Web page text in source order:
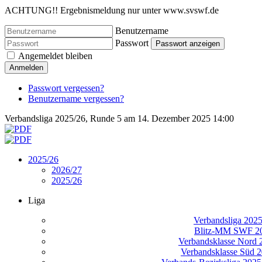
ACHTUNG!! Ergebnismeldung nur unter www.svswf.de
Benutzername
Passwort
Passwort anzeigen
Angemeldet bleiben
Anmelden
Passwort vergessen?
Benutzername vergessen?
Verbandsliga 2025/26, Runde 5 am 14. Dezember 2025 14:00
2025/26
2026/27
2025/26
Liga
Verbandsliga
Blitz-MM SWF
Verbandsklasse Nord
Verbandsklasse Süd